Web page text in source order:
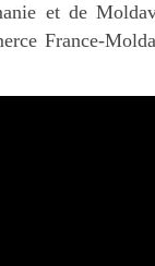
et de
France-